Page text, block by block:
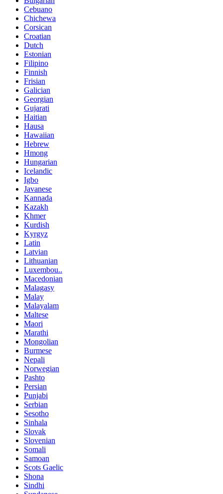
Cebuano
Chichewa
Corsican
Croatian
Dutch
Estonian
Filipino
Finnish
Frisian
Galician
Georgian
Gujarati
Haitian
Hausa
Hawaiian
Hebrew
Hmong
Hungarian
Icelandic
Igbo
Javanese
Kannada
Kazakh
Khmer
Kurdish
Kyrgyz
Latin
Latvian
Lithuanian
Luxembou..
Macedonian
Malagasy
Malay
Malayalam
Maltese
Maori
Marathi
Mongolian
Burmese
Nepali
Norwegian
Pashto
Persian
Punjabi
Serbian
Sesotho
Sinhala
Slovak
Slovenian
Somali
Samoan
Scots Gaelic
Shona
Sindhi